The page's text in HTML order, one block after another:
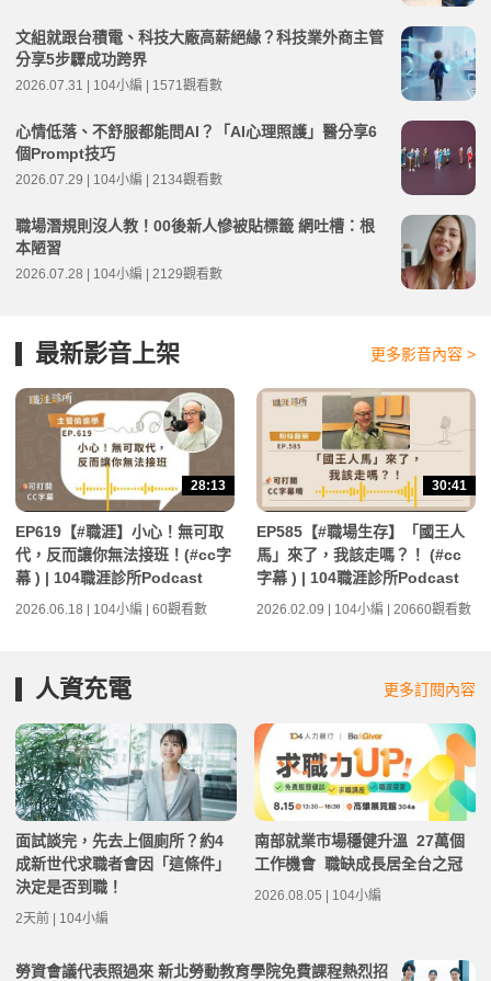
文組就跟台積電、科技大廠高薪絕緣？科技業外商主管
分享5步驟成功跨界
2026.07.31 | 104小編 | 1571觀看數
心情低落、不舒服都能問AI？「AI心理照護」醫分享6
個Prompt技巧
2026.07.29 | 104小編 | 2134觀看數
職場潛規則沒人教！00後新人慘被貼標籤 網吐槽：根
本陋習
2026.07.28 | 104小編 | 2129觀看數
最新影音上架 更多影音內容 >
28:13
EP619【#職涯】小心！無可取
代，反而讓你無法接班！(#cc字
幕 ) | 104職涯診所Podcast
2026.06.18 | 104小編 | 60觀看數
30:41
EP585【#職場生存】「國王人
馬」來了，我該走嗎？！ (#cc
字幕 ) | 104職涯診所Podcast
2026.02.09 | 104小編 | 20660觀看數
人資充電 更多訂閱內容
面試談完，先去上個廁所？約4
成新世代求職者會因「這條件」
決定是否到職！
2天前 | 104小編
南部就業市場穩健升溫 27萬個
工作機會 職缺成長居全台之冠
2026.08.05 | 104小編
勞資會議代表照過來 新北勞動教育學院免費課程熱烈招